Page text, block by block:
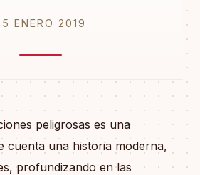
ENERO 2019
peligrosas es una
cuenta una historia moderna,
profundizando en las